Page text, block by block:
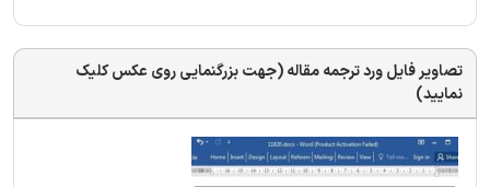
تصاویر فایل ورد ترجمه مقاله (جهت بزرگنمایی روی عکس کلیک
نمایید)